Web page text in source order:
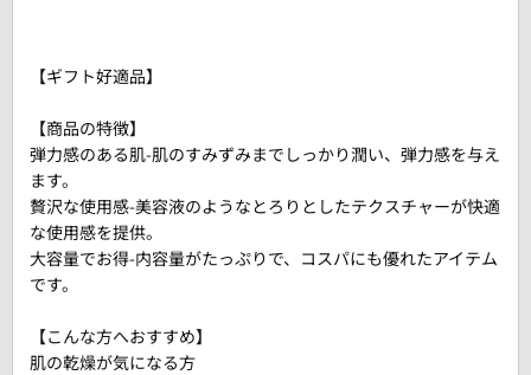
【ギフト好適品】
【商品の特徴】
弾力感のある肌-肌のすみずみまでしっかり潤い、弾力感を与え
ます。
贅沢な使用感-美容液のようなとろりとしたテクスチャーが快適
な使用感を提供。
大容量でお得-内容量がたっぷりで、コスパにも優れたアイテム
です。
【こんな方へおすすめ】
肌の乾燥が気になる方